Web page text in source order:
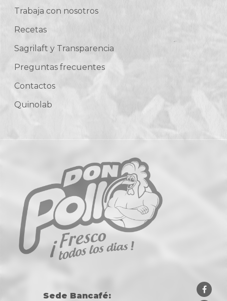
Trabaja con nosotros
Recetas
Sagrilaft y Transparencia
Preguntas frecuentes
Contactos
Quinolab
Sede Bancafé: